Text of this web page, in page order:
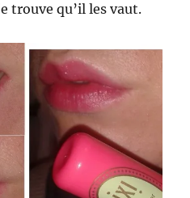
trouve qu’il les vaut.